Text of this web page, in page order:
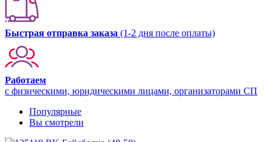
Быстрая отправка заказа (1-2 дня после оплаты)
Работаем
с физическими, юридическими лицами, организаторами СП
Популярные
Вы смотрели